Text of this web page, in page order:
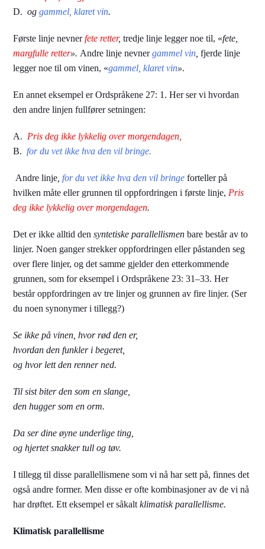
D. og gammel, klaret vin.
Første linje nevnerfete retter, tredje linje legger noe til, «fete,
margfulle retter». Andre linje nevnergammel vin fjerde linje
legger noe til om vinen, «gammel, klaret vin».
En annet eksempel er Ordspråkene 27: 1. Her ser vi hvordan
den andre linjen fullfører setningen:
A. Pris deg ikke lykkelig over morgendagen,
B. for du vet ikke hva den vil bringe.
Andre linje for du vet ikke hva den vil bringe forteller på
hvilken måte eller grunnen til oppfordringen i første linje, Pris
deg ikke lykkelig over morgendagen.
Det er ikke alltid den syntetiske parallellismen bare består av to
linjer. Noen ganger strekker oppfordringen eller påstanden seg
over flere linjer, og det samme gjelder den etterkommende
grunnen, som for eksempel i Ordspråkene 23: 31–33. Her
består oppfordringen av tre linjer og grunnen av fire linjer. (Ser
du noen synonymer i tillegg?)
Se ikke på vinen, hvor rød den er,
hvordan den funkler i begeret,
og hvor lett den renner ned.
Til sist biter den som en slange,
den hugger som en orm.
Da ser dine øyne underlige ting,
og hjertet snakker tull og tøv.
I tillegg til disse parallellismene som vi nå har sett på, finnes det
også andre former. Men disse er ofte kombinasjoner av de vi nå
har drøftet. Ett eksempel er såkalt klimatisk parallellisme.
Klimatisk parallellisme